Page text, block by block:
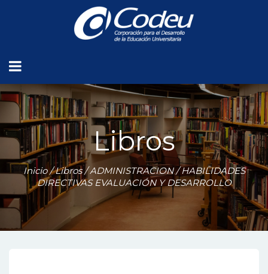
Libros
Inicio/Libros/ADMINISTRACION/ HABILIDADES
DIRECTIVAS EVALUACIÓN Y DESARROLLO